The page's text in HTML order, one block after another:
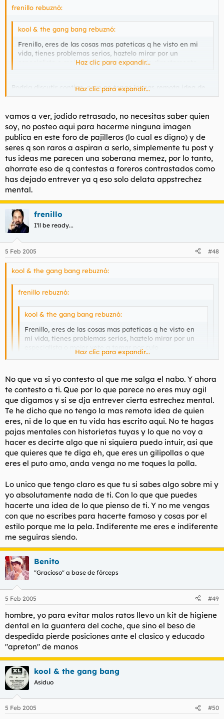
frenillo rebuznó:
kool & the gang bang rebuznó:
Frenillo, eres de las cosas mas pateticas q he visto en mi
vida, tienes problemas serios, haztelo mirar por un
especialista o mejor vete a tomar por culo directamente.
Haz clic para expandir...
Podria discutir contigo, pero no tengo la mas remota idea de
quien eres y ni se me pasa por la cabeza visitar tu perfil para
Esa es una de las grandes diferencias entre tu y yo. Fijate por
dondde, ahora replanteatelo.
Pero si lo que os gusta es comer coños y hablar con gente que
se traga la lefa adelante, si no sera lo peor que haya en el
mundo.
De la misma forma ahora me lo pregunto yo. Cuano comeis
coños porque lo haceis porque os gusta o porque las zorras con
las que vais a follar os lo pie o quereis quedar bien con ellas
para que luego os la chupe. O se corran...
Dais asco
Haz clic para expandir...
vamos a ver, jodido retrasado, no necesitas saber quien
soy, no posteo aqui para hacerme ninguna imagen
publica en este foro de pajilleros (lo cual es digno) y de
seres q son raros a aspiran a serlo, simplemente tu post y
tus ideas me parecen una soberana memez, por lo tanto,
ahorrate eso de q contestas a foreros contrastados como
has dejado entrever ya q eso solo delata appstrechez
mental.
frenillo
I'll be ready...
5 Feb 2005 #48
kool & the gang bang rebuznó:
frenillo rebuznó:
kool & the gang bang rebuznó:
Frenillo, eres de las cosas mas pateticas q he visto en
mi vida, tienes problemas serios, haztelo mirar por un
Haz clic para expandir...
Podria discutir contigo, pero no tengo la mas remota idea
de quien eres y ni se me pasa por la cabeza visitar tu perfil
para leer las cosas que escribes y mirarlo un poco.
Esa es una de las grandes diferencias entre tu y yo. Fijate
por dondde, ahora replanteatelo.
Pero si lo que os gusta es comer coños y hablar con gente
que se traga la lefa adelante, si no sera lo peor que haya
en el mundo.
De la misma forma ahora me lo pregunto yo. Cuano comeis
coños porque lo haceis porque os gusta o porque las zorras
con las que vais a follar os lo pie o quereis quedar bien con
ellas para que luego os la chupe. O se corran...
Dais asco
vamos a ver, jodido retrasado, no necesitas saber quien soy, no
posteo aqui para hacerme ninguna imagen publica en este
foro de pajilleros (lo cual es digno) y de seres q son raros a
aspiran a serlo, simplemente tu post y tus ideas me parecen
una soberana memez, por lo tanto, ahorrate eso de q contestas
a foreros contrastados como has dejado entrever ya q eso solo
delata appstrechez mental.
Haz clic para expandir...
No que va si yo contesto al que me salga el nabo. Y ahora
te contesto a ti. Que por lo que parece no eres muy agil
que digamos y si se dja entrever cierta estrechez mental.
Te he dicho que no tengo la mas remota idea de quien
eres, ni de lo que en tu vida has escrito aqui. No te hagas
pajas mentales con historietas tuyas y lo que no voy a
hacer es decirte algo que ni siquiera puedo intuir, asi que
que quieres que te diga eh, que eres un gilipollas o que
eres el puto amo, anda venga no me toques la polla.
Lo unico que tengo claro es que tu si sabes algo sobre mi y
yo absolutamente nada de ti. Con lo que que puedes
hacerte una idea de lo que pienso de ti. Y no me vengas
con que no escribes para hacerte famoso y cosas por el
estilo porque me la pela. Indiferente me eres e indiferente
me seguiras siendo.
Benito
"Gracioso" a base de fórceps
5 Feb 2005 #49
hombre, yo para evitar malos ratos llevo un kit de higiene
dental en la guantera del coche, que sino el beso de
despedida pierde posiciones ante el clasico y educado
"apreton" de manos
kool & the gang bang
Asiduo
5 Feb 2005 #50